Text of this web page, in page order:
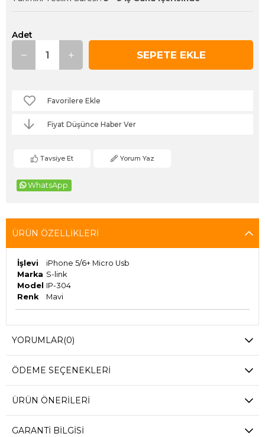
Adet
Favorilere Ekle
Fiyat Düşünce Haber Ver
Tavsiye Et Yorum Yaz
WhatsApp
ÜRÜN ÖZELLIKLERI
İşlevi
iPhone 5/6+ Micro Usb
Marka S-link
Model IP-304
Renk
Mavi
YORUMLAR(0)
ÖDEME SEÇENEKLERI
ÜRÜN ÖNERILERI
GARANTI BILGISI